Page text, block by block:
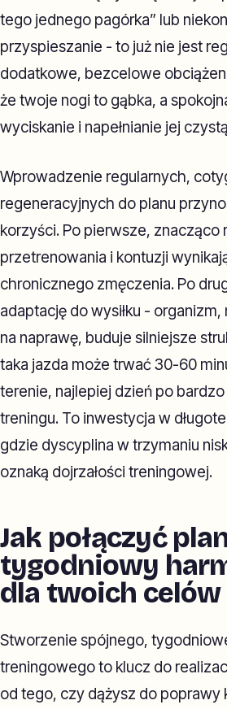
tego jednego pagórka” lub
przyspieszanie - to już nie jest
dodatkowe, bezcelowe
że twoje nogi to gąbka, a
wyciskanie i napełnianie jej
Wprowadzenie regularnych,
regeneracyjnych do planu
korzyści. Po pierwsze, znacząco
przetrenowania i kontuzji
chronicznego zmęczenia. Po
adaptację do wysiłku -
na naprawę, buduje silniejsze
taka jazda może trwać 30-60
terenie, najlepiej dzień po
treningu. To inwestycja w
gdzie dyscyplina w trzymaniu
oznaką dojrzałości treningowej.
Jak połączyć
tygodniowy
dla twoich celów
Stworzenie spójnego,
treningowego to klucz do
od tego, czy dążysz do poprawy